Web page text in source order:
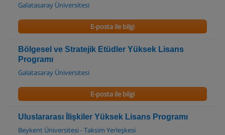
Galatasaray Üniversitesi
E-posta ile bilgi
Bölgesel ve Stratejik Etüdler Yüksek Lisans
Programı
Galatasaray Üniversitesi
E-posta ile bilgi
Uluslararası İlişkiler Yüksek Lisans Programı
Beykent Üniversitesi - Taksim Yerleşkesi